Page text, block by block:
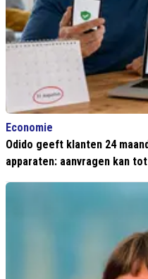
Economie
Odido geeft klanten 24
apparaten: aanvragen kan